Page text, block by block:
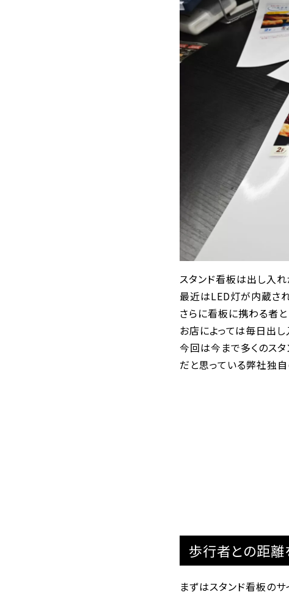
スタンド看板は出し入
最近はLED灯が内蔵さ
さらに看板に携わる者と
お店によっては毎日出
今回は今まで多くのス
だと思っている弊社独自
歩行者との距離
まずはスタンド看板の